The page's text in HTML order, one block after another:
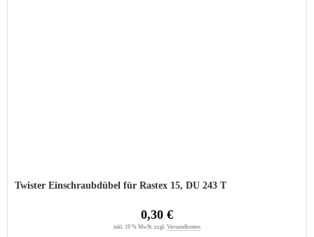
Twister Einschraubdübel für Rastex 15, DU 243 T
0,30 €
inkl. 19 % MwSt. zzgl. Versandkosten